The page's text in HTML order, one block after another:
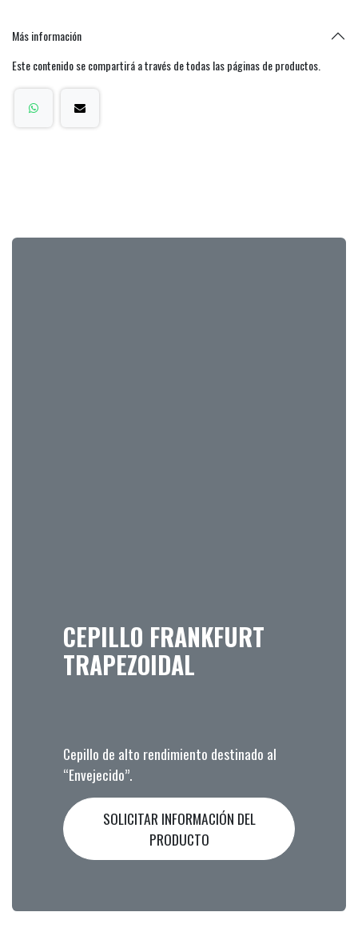
Más información
Este contenido se compartirá a través de todas las páginas de productos.
CEPILLO FRANKFURT
TRAPEZOIDAL
Cepillo de alto rendimiento destinado al
“Envejecido”.
SOLICITAR INFORMACIÓN DEL
PRODUCTO